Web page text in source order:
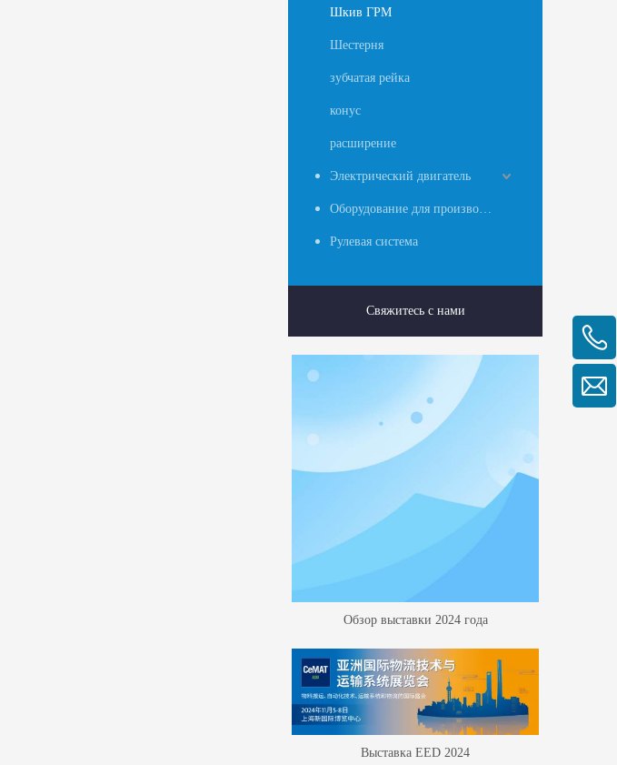
Шкив ГРМ
Шестерня
зубчатая рейка
конус
расширение
Электрический двигатель
Оборудование для производства ткани из расплава
Рулевая система
Свяжитесь с нами
Обзор выставки 2024 года
Выставка EED 2024